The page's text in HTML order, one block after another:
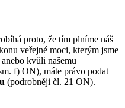
proto, že tím plníme náš
veřejné moci, kterým jsme
kvůli našemu
f) ON), máte právo podat
(podrobněji čl. 21 ON).